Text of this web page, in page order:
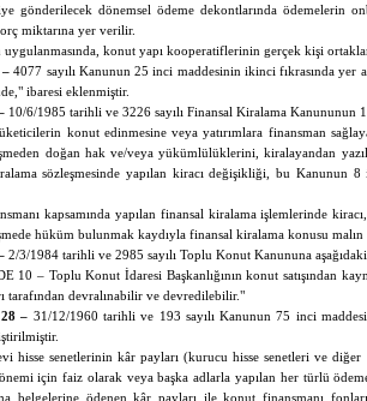
gönderilecek dönemsel ödeme dekontlarında ödemelerin
miktarına yer verilir.
uygulanmasında, konut yapı kooperatiflerinin gerçek kişi
– 4077 sayılı Kanunun 25 inci maddesinin ikinci fıkrasında yer
ibaresi eklenmiştir.
10/6/1985 tarihli ve 3226 sayılı Finansal Kiralama Kanununun
konut edinmesine veya yatırımlara finansman
doğan hak ve/veya yükümlülüklerini, kiralayandan
sözleşmesinde yapılan kiracı değişikliği, bu Kanunun
kapsamında yapılan finansal kiralama işlemlerinde
hüküm bulunmak kaydıyla finansal kiralama konusu
2/3/1984 tarihli ve 2985 sayılı Toplu Konut Kanununa
10 – Toplu Konut İdaresi Başkanlığının konut satışından
tarafından devralınabilir ve devredilebilir."
– 31/12/1960 tarihli ve 193 sayılı Kanunun 75 inci
hisse senetlerinin kâr payları (kurucu hisse senetleri ve
için faiz olarak veya başka adlarla yapılan her türlü
belgelerine ödenen kâr payları ile konut finansmanı